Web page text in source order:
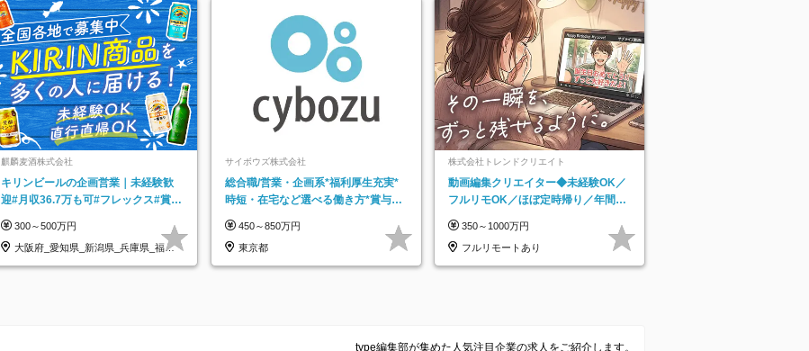
麒麟麦酒株式会社
キリンビールの企画営業｜未経験歓
迎#月収36.7万も可#フレックス#賞与
300～500万円
大阪府_愛知県_新潟県_兵庫県_福岡
県
サイボウズ株式会社
総合職/営業・企画系*福利厚生充実*
時短・在宅など選べる働き方*賞与年
450～850万円
東京都
株式会社トレンドクリエイト
動画編集クリエイター◆未経験OK／
フルリモOK／ほぼ定時帰り／年間休
OK
350～1000万円
フルリモートあり
type編集部が集めた人気注目企業の求人をご紹介します。